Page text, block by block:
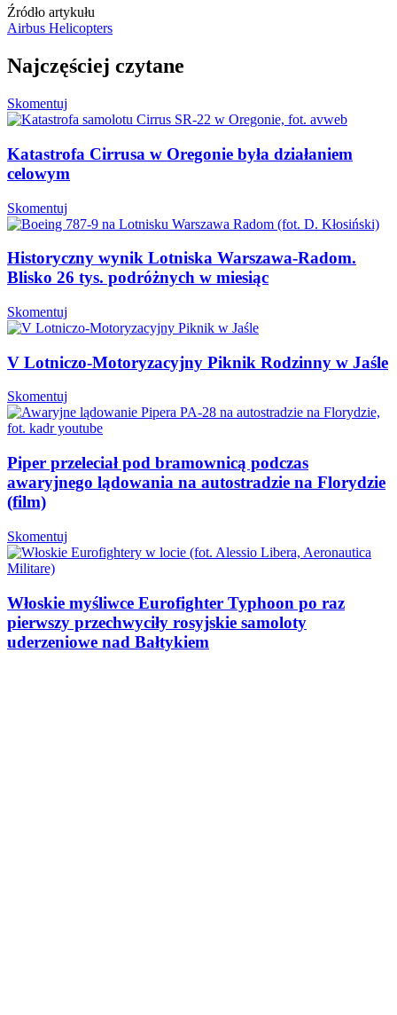
Źródło artykułu
Airbus Helicopters
Najczęściej czytane
Skomentuj
Katastrofa Cirrusa w Oregonie była działaniem
celowym
Skomentuj
Historyczny wynik Lotniska Warszawa-Radom.
Blisko 26 tys. podróżnych w miesiąc
Skomentuj
V Lotniczo-Motoryzacyjny Piknik Rodzinny w Jaśle
Skomentuj
Piper przeleciał pod bramownicą podczas
awaryjnego lądowania na autostradzie na Florydzie
(film)
Skomentuj
Włoskie myśliwce Eurofighter Typhoon po raz
pierwszy przechwyciły rosyjskie samoloty
uderzeniowe nad Bałtykiem